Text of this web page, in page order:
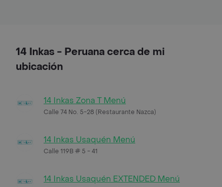
14 Inkas - Peruana cerca de mi
ubicación
14 Inkas Zona T Menú
Calle 74 No. 5-28 (Restaurante Nazca)
14 Inkas Usaquén Menú
Calle 119B # 5 - 41
14 Inkas Usaquén EXTENDED Menú